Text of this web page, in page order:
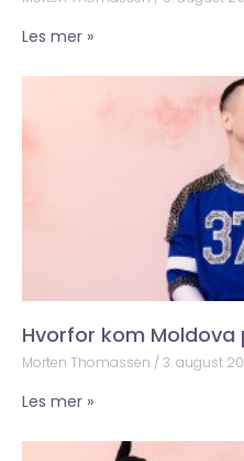
Les mer »
Hvorfor kom Moldova
Morten Thomassen 3. august
Les mer »